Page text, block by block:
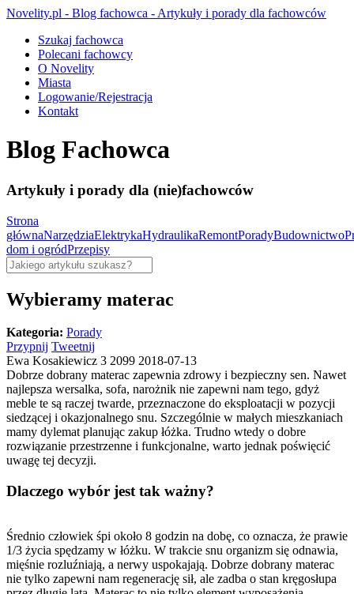
Novelity.pl - Blog fachowca - Artykuły i porady dla fachowców
Szukaj fachowca
Polecani fachowcy
O Novelity
Miasta
Logowanie/Rejestracja
Kontakt
Blog Fachowca
Artykuły i porady dla (nie)fachowców
Strona
głównaNarzędziaElektrykaHydraulikaRemontPoradyBudownictwo
dom i ogródPrzepisy
Wybieramy materac
Kategoria: Porady
Przypnij Tweetnij
Ewa Kosakiewicz 3 2099 2018-07-13
Dobrze dobrany materac zapewnia zdrowy i bezpieczny sen. Nawet
najlepsza wersalka, sofa, narożnik nie zapewni nam tego, gdyż
meble te są raczej twarde, przeznaczone do eksploatacji w pozycji
siedzącej i okazjonalnego snu. Szczególnie w małych mieszkaniach
mamy dylemat planując zakup łóżka. Trudno wtedy o dobre
rozwiązanie przestrzenne i funkcjonalne, warto jednak poświęcić
uwagę tej decyzji.
Dlaczego wybór jest tak ważny?
Średnio człowiek śpi około 8 godzin na dobę, co oznacza, że prawie
1/3 życia spędzamy w łóżku. W trakcie snu organizm się odnawia,
mięśnie rozluźniają, a nerwy uspokajają. Dobrze dobrany materac
nie tylko zapewni nam regenerację sił, ale zadba o stan kręgosłupa